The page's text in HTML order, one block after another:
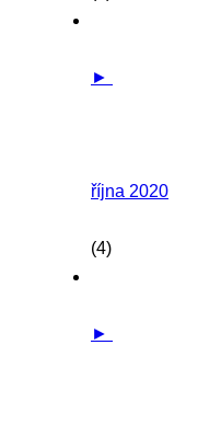
►
října 2020
(4)
►